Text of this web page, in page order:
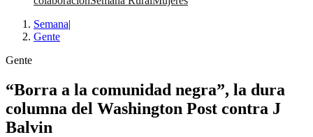
Semana|
Gente
Gente
“Borra a la comunidad negra”, la dura
columna del Washington Post contra J
Balvin